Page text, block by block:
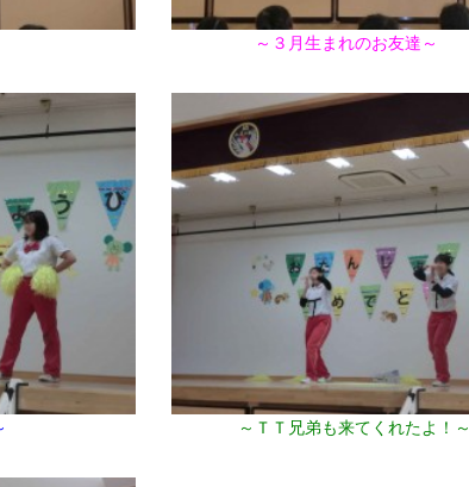
2018年9月(08)
2017年9月(10)
2016年10月(06) 2016年9月(08)
2015年10月(08)
2014年9月(17)
～３月生まれのお友達～
～ＴＴ兄弟も来てくれたよ！～